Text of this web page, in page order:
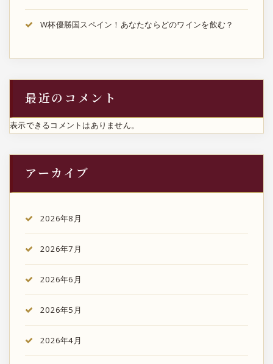
W杯優勝国スペイン！あなたならどのワインを飲む？
最近のコメント
表示できるコメントはありません。
アーカイブ
2026年8月
2026年7月
2026年6月
2026年5月
2026年4月